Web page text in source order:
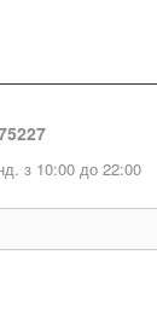
з 10:00 до 22:00